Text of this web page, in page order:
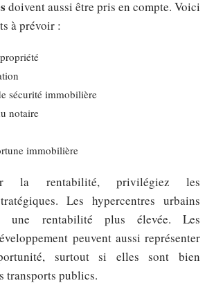
doivent aussi être pris en compte. Voici
à prévoir :
sécurité immobilière
notaire
immobilière
la rentabilité, privilégiez les
Les hypercentres urbains
une rentabilité plus élevée. Les
peuvent aussi représenter
surtout si elles sont bien
transports publics.